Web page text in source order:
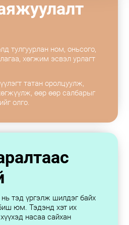
тулгуурлан ном, оньсого,
хөгжим эсвэл урлагт
татан оролцуулж,
өөр өөр салбарыг
олго.
тэд үргэлж шилдэг байх
юм. Тэдэнд хэт их
насаа сайхан